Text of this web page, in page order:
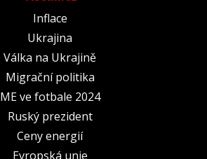
Inflace
Ukrajina
Válka na Ukrajině
Migrační politika
ME ve fotbale 2024
Ruský prezident
Ceny energií
Evropská unie